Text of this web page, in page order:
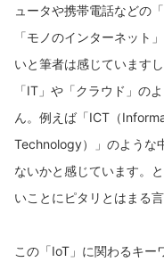
ュータや携帯電話などの
「モノのインターネット
いと筆者は感じています
「IT」や「クラウド」の
ん。例えば「ICT（
Technology）」のような
ないかと感じています。
いことにピタリとはまる
この「IoT」に関わるキー